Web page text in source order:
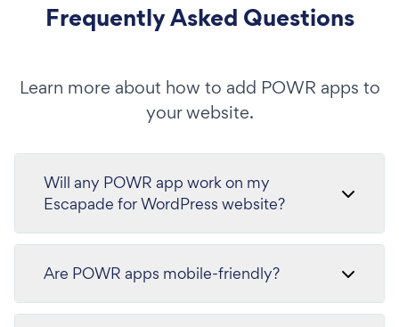
Frequently Asked Questions
Learn more about how to add POWR apps to
your website.
Will any POWR app work on my
Escapade for WordPress website?
Are POWR apps mobile-friendly?